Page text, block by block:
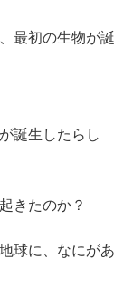
最初の生物が誕
誕生したらし
きたのか？
球に、なにがあ